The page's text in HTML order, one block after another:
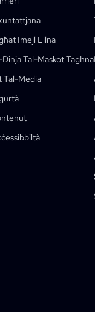
Imejl Lilna
Tal-Maskot Tagħna
Tal-Media